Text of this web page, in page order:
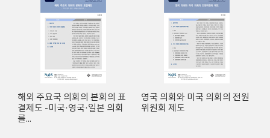
해외 주요국 의회의 본회의 표
결제도 -미국·영국·일본 의회
를...
영국 의회와 미국 의회의 전원
위원회 제도